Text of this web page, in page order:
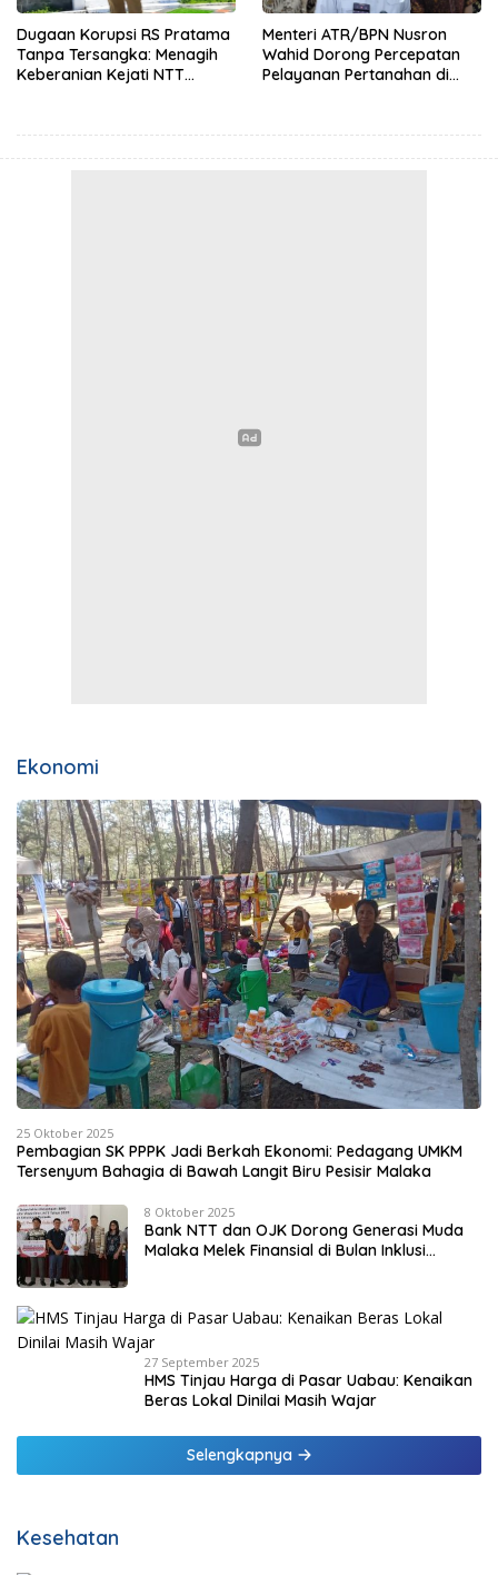
Dugaan Korupsi RS Pratama
Tanpa Tersangka: Menagih
Keberanian Kejati NTT
Menteri ATR/BPN Nusron
Wahid Dorong Percepatan
Pelayanan Pertanahan di
Ekonomi
25 Oktober 2025
Pembagian SK PPPK Jadi Berkah Ekonomi: Pedagang UMKM
Tersenyum Bahagia di Bawah Langit Biru Pesisir Malaka
8 Oktober 2025
Bank NTT dan OJK Dorong Generasi Muda
Malaka Melek Finansial di Bulan Inklusi
27 September 2025
HMS Tinjau Harga di Pasar Uabau: Kenaikan
Beras Lokal Dinilai Masih Wajar
Selengkapnya
Kesehatan